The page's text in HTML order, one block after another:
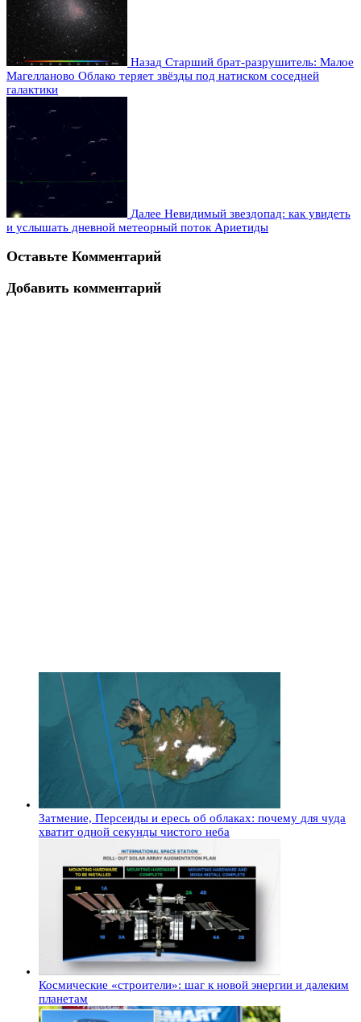
Назад Старший брат-разрушитель: Малое
Магелланово Облако теряет звёзды под натиском соседней
галактики
Далее Невидимый звездопад: как увидеть
и услышать дневной метеорный поток Ариетиды
Оставьте Комментарий
Добавить комментарий
Затмение, Персеиды и ересь об облаках: почему для чуда
хватит одной секунды чистого неба
Космические «строители»: шаг к новой энергии и далеким
планетам